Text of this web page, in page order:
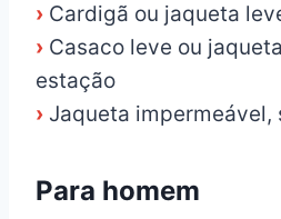
› Cardigã ou jaqueta
› Casaco leve ou
estação
› Jaqueta impermeável,
Para homem